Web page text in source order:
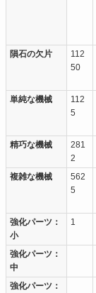
隕石の欠片
112
50
単純な機械
112
5
精巧な機械
281
2
複雑な機械
562
5
強化パーツ：
小
1
強化パーツ：
中
強化パーツ：